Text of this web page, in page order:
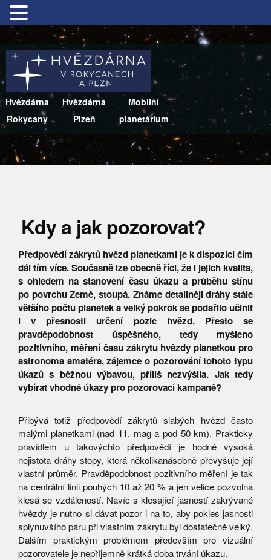
Hvězdárna
Rokycany
Hvězdárna
Plzeň
Mobilní
planetárium
Kdy a jak pozorovat?
Předpovědí zákrytů hvězd planetkami je k dispozici čím
dál tím více. Současně lze obecně říci, že i jejich kvalita,
s ohledem na stanovení času úkazu a průběhu stínu
po povrchu Země, stoupá. Známe detailněji dráhy stále
většího počtu planetek a velký pokrok se podařilo učinit
i v přesnosti určení pozic hvězd. Přesto se
pravděpodobnost úspěšného, tedy myšleno
pozitivního, měření času zákrytu hvězdy planetkou pro
astronoma amatéra, zájemce o pozorování tohoto typu
úkazů s běžnou výbavou, příliš nezvýšila. Jak tedy
vybírat vhodné úkazy pro pozorovací kampaně?
Přibývá totiž předpovědí zákrytů slabých hvězd často
malými planetkami (nad 11. mag a pod 50 km). Prakticky
pravidlem u takovýchto předpovědí je hodně vysoká
nejistota dráhy stopy, která několikanásobně převyšuje její
vlastní průměr. Pravděpodobnost pozitivního měření je tak
na centrální linii pouhých 10 až 20 % a jen velice pozvolna
klesá se vzdáleností. Navíc s klesající jasností zakrývané
hvězdy je nutno si dávat pozor i na to, aby pokles jasnosti
splynuvšího páru při vlastním zákrytu byl dostatečně velký.
Dalším praktickým problémem především pro vizuální
pozorovatele je nepříjemně krátká doba trvání úkazu.